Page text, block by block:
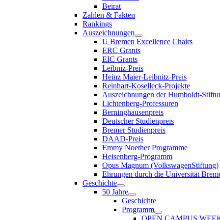
Beirat
Zahlen & Fakten
Rankings
Auszeichnungen
U Bremen Excellence Chairs
ERC Grants
EIC Grants
Leibniz-Preis
Heinz Maier-Leibnitz-Preis
Reinhart-Koselleck-Projekte
Auszeichnungen der Humboldt-
Lichtenberg-Professuren
Berninghausenpreis
Deutscher Studienpreis
Bremer Studienpreis
DAAD-Preis
Emmy Noether Programme
Heisenberg-Programm
Opus Magnum (VolkswagenStiftung)
Ehrungen durch die Universität
Geschichte
50 Jahre
Geschichte
Programm
OPEN CAMPUS